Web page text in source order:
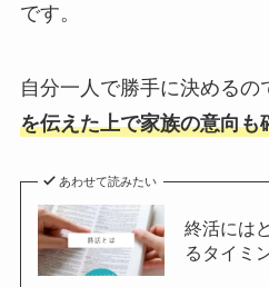
です。
自分一人で勝手に決めるの
を伝えた上で家族の意向も
あわせて読みたい
終活には
るタイミ